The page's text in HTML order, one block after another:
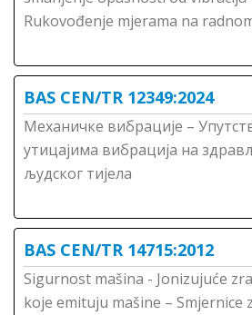
Rukovođenje mjerama na
BAS CEN/TR 12349:2024
Механичке вибрације –
утицајима вибрација на
људског тијела
BAS CEN/TR 14715:2012
Sigurnost mašina - Jonizujuće
koje emituju mašine – Smjernice